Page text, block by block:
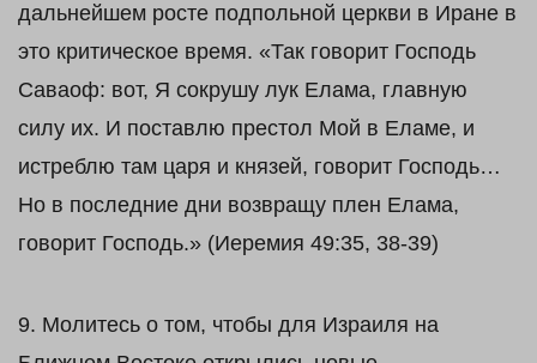
дальнейшем росте подпольной церкви в Иране в
это критическое время. «Так говорит Господь
Саваоф: вот, Я сокрушу лук Елама, главную
силу их. И поставлю престол Мой в Еламе, и
истреблю там царя и князей, говорит Господь…
Но в последние дни возвращу плен Елама,
говорит Господь.» (Иеремия 49:35, 38-39)
9. Молитесь о том, чтобы для Израиля на